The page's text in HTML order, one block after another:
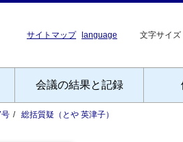
サイトマップ language 文字サイズ
会議の結果と記録
総括質疑（とや 英津子）